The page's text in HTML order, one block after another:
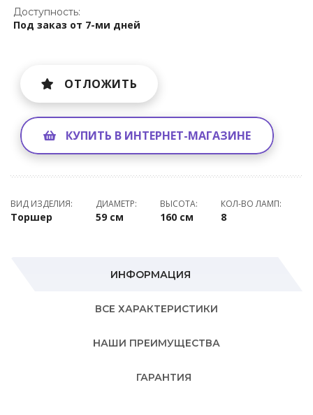
Доступность:
Под заказ от 7-ми дней
ОТЛОЖИТЬ
КУПИТЬ В ИНТЕРНЕТ-МАГАЗИНЕ
ВИД ИЗДЕЛИЯ:
Торшер
ДИАМЕТР:
59 см
ВЫСОТА:
160 см
КОЛ-ВО ЛАМП:
8
ИНФОРМАЦИЯ
ВСЕ ХАРАКТЕРИСТИКИ
НАШИ ПРЕИМУЩЕСТВА
ГАРАНТИЯ